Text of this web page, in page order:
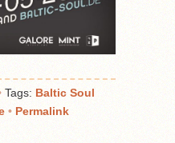
Tags: Baltic Soul
• Permalink